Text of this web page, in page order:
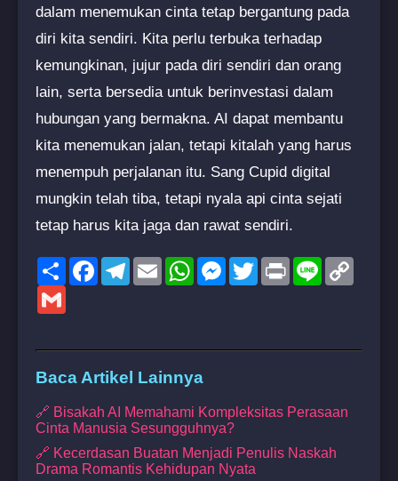
dalam menemukan cinta tetap bergantung pada
diri kita sendiri. Kita perlu terbuka terhadap
kemungkinan, jujur pada diri sendiri dan orang
lain, serta bersedia untuk berinvestasi dalam
hubungan yang bermakna. AI dapat membantu
kita menemukan jalan, tetapi kitalah yang harus
menempuh perjalanan itu. Sang Cupid digital
mungkin telah tiba, tetapi nyala api cinta sejati
tetap harus kita jaga dan rawat sendiri.
ShareFacebookTelegram
EmailWhatsAppMessenger
TwitterPrint Line
Baca Artikel Lainnya
🔗 Bisakah AI Memahami Kompleksitas Perasaan
Cinta Manusia Sesungguhnya?
🔗 Kecerdasan Buatan Menjadi Penulis Naskah
Drama Romantis Kehidupan Nyata